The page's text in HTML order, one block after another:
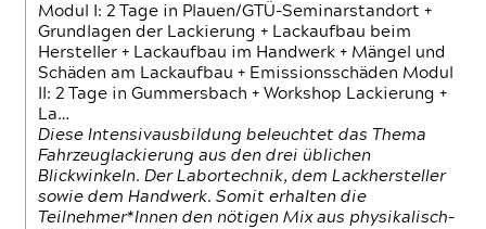
Modul I: 2 Tage in Plauen/GTÜ-Seminarstandort +
Grundlagen der Lackierung + Lackaufbau beim
Hersteller + Lackaufbau im Handwerk + Mängel und
Schäden am Lackaufbau + Emissionsschäden Modul
II: 2 Tage in Gummersbach + Workshop Lackierung +
La…
Diese Intensivausbildung beleuchtet das Thema
Fahrzeuglackierung aus den drei üblichen
Blickwinkeln. Der Labortechnik, dem Lackhersteller
sowie dem Handwerk. Somit erhalten die
Teilnehmer*Innen den nötigen Mix aus physikalisch-